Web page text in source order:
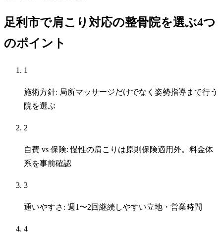
足利市で肩こり対応の整骨院を選ぶ4つ
のポイント
1
施術方針: 局所マッサージだけでなく姿勢指導まで行う
院を選ぶ
2
自費 vs 保険: 慢性の肩こりは原則保険適用外。料金体
系を事前確認
3
通いやすさ: 週1〜2回継続しやすい立地・営業時間
4